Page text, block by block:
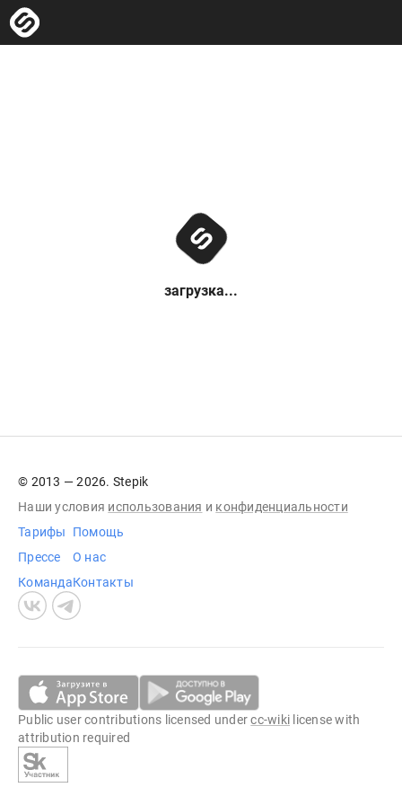
загрузка...
© 2013 — 2026. Stepik
Наши условия использования и конфиденциальности
Тарифы
Прессе
Команда
Помощь
О нас
Контакты
Public user contributions licensed undercc-wiki license with
attribution required